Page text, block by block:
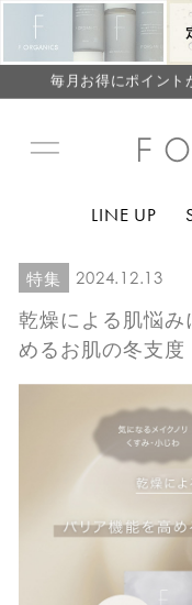
【重要】F
【重要】お盆期間中
毎月お得にポイント
【重要】F
毎月お得にポイン
LINE UP
特集 2024.12.13
乾燥による肌悩
めるお肌の冬支度